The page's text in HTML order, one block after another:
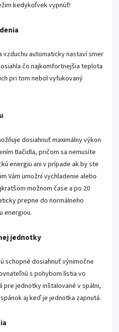
kedykoľvek vypnúť!
automaticky nastaví smer
čo najkomfortnejšia teplota
pri tom nebol vyfukovaný
dosiahnuť maximálny výkon
tlačidla, pričom sa nemusíte
energiu ani v prípade ak by ste
Vám umožní vychladenie alebo
možnom čase a po 20
prepne do normálneho
energiou.
jednotky
schopné dosiahnuť výnimočne
s pohybom lístia vo
pre jednotky inštalované v spálni,
aj keď je jednotka zapnutá.